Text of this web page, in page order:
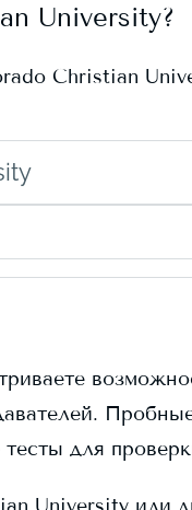
University?
Christian
для